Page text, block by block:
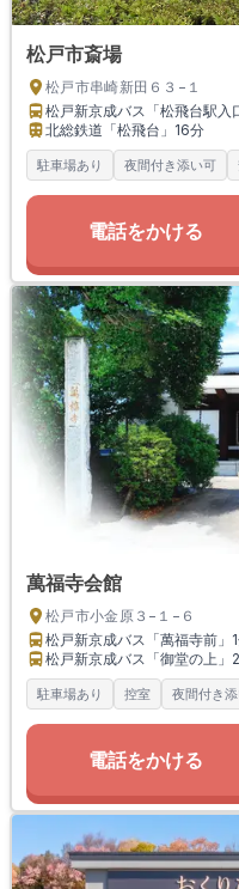
松戸市斎場
松戸市串崎新田６３−１
松戸新京成バス「松飛台駅入
北総鉄道「松飛台」 16分
駐車場あり 夜間付き添い可
電話をかける
萬福寺会館
松戸市小金原３−１−６
松戸新京成バス「萬福寺前」
松戸新京成バス「御堂の上」
駐車場あり 控室 夜間付き
電話をかける